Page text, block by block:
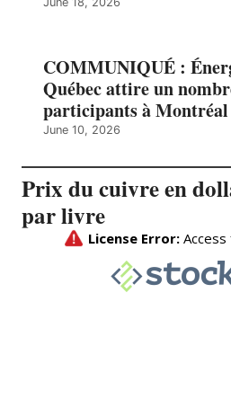
COMMUNIQUÉ :
Québec attire un
participants à Montréal
June 10, 2026
Prix du cuivre en
par livre